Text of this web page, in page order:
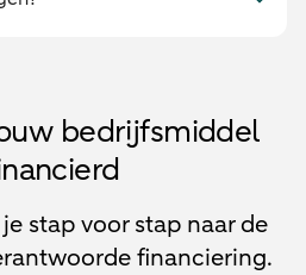
bedrijfsmiddel
stap voor stap naar de
financiering.